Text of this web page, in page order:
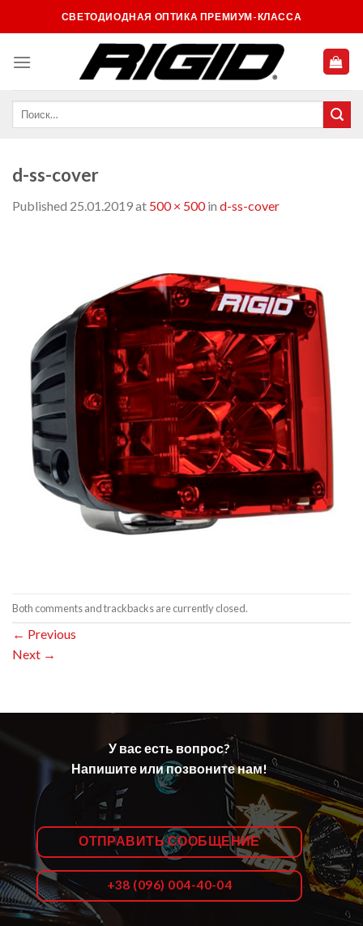
to
СВЕТОДИОДНАЯ ОПТИКА ПРЕМИУМ-КЛАССА
d-ss-cover
Published 25.01.2019at 500 × 500in d-ss-cover
Both comments and trackbacks are currently closed.
← Previous
Next →
У вас есть вопрос?
Напишите или позвоните нам!
ОТПРАВИТЬ СООБЩЕНИЕ
+38 (096) 004-40-04